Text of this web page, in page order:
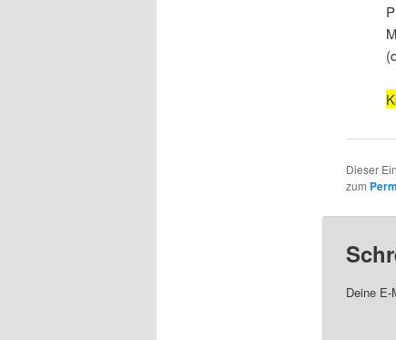
Dieser
zum
Deine